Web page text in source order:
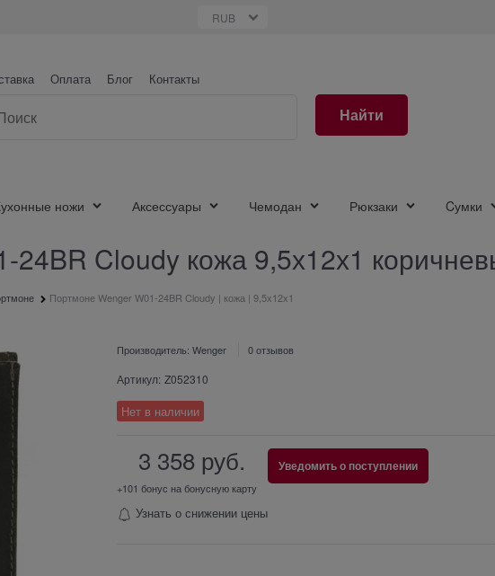
Оплата Блог Контакты
Найти
ножи Аксессуары Чемодан Рюкзаки Cумки
24BR Cloudy кожа 9,5х12х1
Портмоне Wenger W01-24BR Cloudy | кожа | 9,5х12х1
Производитель: Wenger 0 отзывов
Артикул: Z052310
Нет в наличии
3 358 руб.
+101 бонус на бонусную карту
Узнать о снижении цены
Уведомить о поступлении